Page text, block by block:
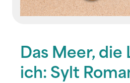
Das Meer, die
ich: Sylt